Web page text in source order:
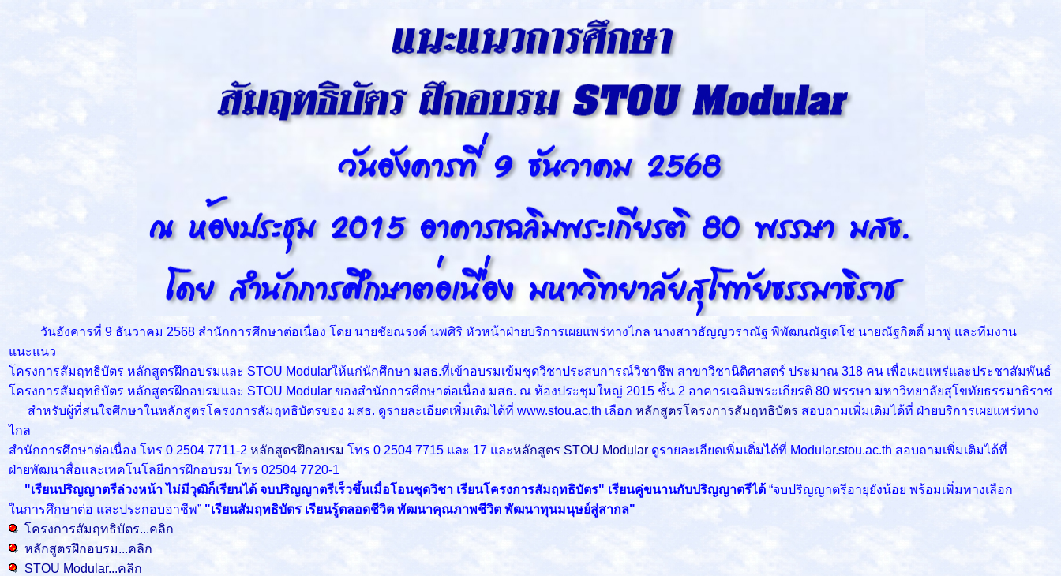
วันอังคารที่ 9 ธันวาคม 2568 สำนักการศึกษาต่อเนื่อง โดย นายชัยณรงค์ นพศิริ หัวหน้าฝ่ายบริการเผยแพร่ทางไกล นางสาวธัญญวราณัฐ พิพัฒนณัฐเดโช นายณัฐกิตติ์ มาฟู และทีมงาน
แนะแนว
โครงการสัมฤทธิบัตร หลักสูตรฝึกอบรมและ STOU Modularให้แก่นักศึกษา มสธ.ที่เข้าอบรมเข้มชุดวิชาประสบการณ์วิชาชีพ สาขาวิชานิติศาสตร์ ประมาณ 318 คน เพื่อเผยแพร่และประชาสัมพันธ์
โครงการสัมฤทธิบัตร หลักสูตรฝึกอบรมและ STOU Modular ของสำนักการศีกษาต่อเนื่อง มสธ. ณ ห้องประชุมใหญ่ 2015 ชั้น 2 อาคารเฉลิมพระเกียรติ 80 พรรษา มหาวิทยาลัยสุโขทัยธรรมาธิราช
สำหรับผู้ที่สนใจศึกษาในหลักสูตรโครงการสัมฤทธิบัตรของ มสธ. ดูรายละเอียดเพิ่มเติมได้ที่ www.stou.ac.th เลือก หลักสูตรโครงการสัมฤทธิบัตร สอบถามเพิ่มเติมได้ที่ ฝ่ายบริการเผยแพร่ทาง
ไกล
สำนักการศึกษาต่อเนื่อง โทร 0 2504 7711-2 หลักสูตรฝึกอบรม โทร 0 2504 7715 และ 17 และหลักสูตร STOU Modular ดูรายละเอียดเพิ่มเติ่มได้ที่ Modular.stou.ac.th สอบถามเพิ่มเติมได้ที่
ฝ่ายพัฒนาสื่อและเทคโนโลยีการฝึกอบรม โทร 02504 7720-1
"เรียนปริญญาตรีล่วงหน้า ไม่มีวุฒิก็เรียนได้ จบปริญญาตรีเร็วขึ้นเมื่อโอนชุดวิชา เรียนโครงการสัมฤทธิบัตร" เรียนคู่ขนานกับปริญญาตรีได้ “จบปริญญาตรีอายุยังน้อย พร้อมเพิ่มทางเลือก
ในการศึกษาต่อ และประกอบอาชีพ” "เรียนสัมฤทธิบัตร เรียนรู้ตลอดชีวิต พัฒนาคุณภาพชีวิต พัฒนาทุนมนุษย์สู่สากล"
โครงการสัมฤทธิบัตร...คลิก
หลักสูตรฝึกอบรม...คลิก
STOU Modular...คลิก